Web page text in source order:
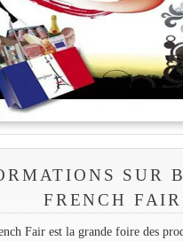
SUR
FRENCH FAIR
Fair est la grande foire des